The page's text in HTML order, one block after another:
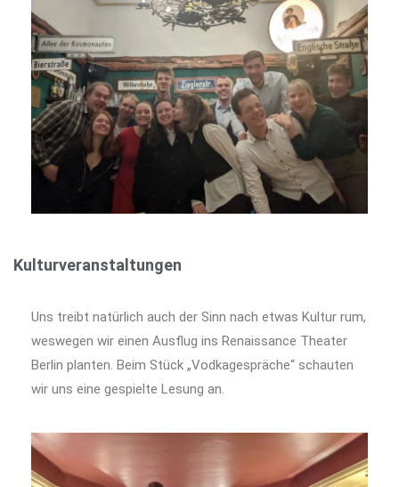
Kulturveranstaltungen
Uns treibt natürlich auch der Sinn nach etwas Kultur rum,
weswegen wir einen Ausflug ins Renaissance Theater
Berlin planten. Beim Stück „Vodkagespräche“ schauten
wir uns eine gespielte Lesung an.